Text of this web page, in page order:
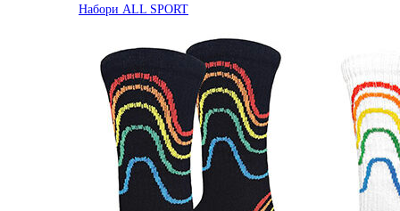
Набори ALL SPORT